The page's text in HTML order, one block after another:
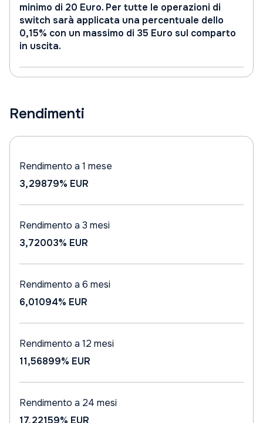
minimo di 20 Euro. Per tutte le operazioni di
switch sarà applicata una percentuale dello
0,15% con un massimo di 35 Euro sul comparto
in uscita.
Rendimenti
Rendimento a 1 mese
3,29879% EUR
Rendimento a 3 mesi
3,72003% EUR
Rendimento a 6 mesi
6,01094% EUR
Rendimento a 12 mesi
11,56899% EUR
Rendimento a 24 mesi
17,22159% EUR